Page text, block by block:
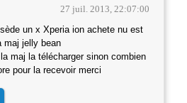
27 juil. 2013, 22:07:00
un x Xperia ion achete nu est
maj jelly bean
maj la télécharger sinon combien
pour la recevoir merci